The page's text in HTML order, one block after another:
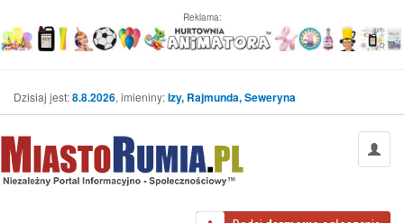
Reklama:
Dzisiaj jest:8.8.2026, imieniny:Izy, Rajmunda, Seweryna